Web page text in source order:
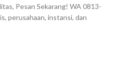
Pesan Sekarang! WA 0813-
perusahaan, instansi, dan